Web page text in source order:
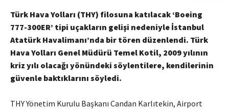
Türk Hava Yolları (THY) filosuna katılacak ‘Boeing
777-300ER’ tipi uçakların gelişi nedeniyle İstanbul
Atatürk Havalimanı’nda bir tören düzenlendi. Türk
Hava Yolları Genel Müdürü Temel Kotil, 2009 yılının
kriz yılı olacağı yönündeki söylentilere, kendilerinin
güvenle baktıklarını söyledi.
THY Yönetim Kurulu Başkanı Candan Karlıtekin, Airport